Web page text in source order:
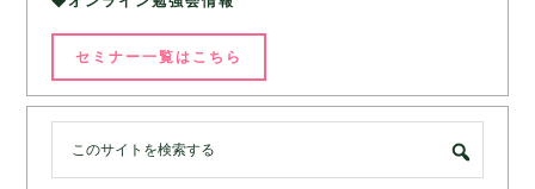
セミナー一覧はこちら